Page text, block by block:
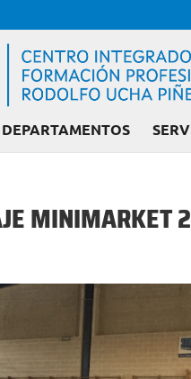
DEPARTAMENTOS
MINIMARKET
Admisión FP: Ciclos